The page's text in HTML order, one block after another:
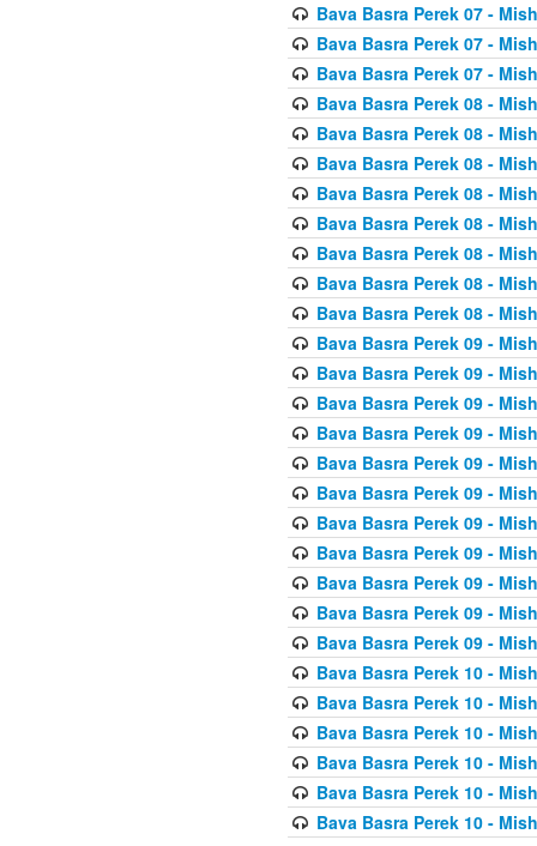
Bava Basra Perek 07 -
Bava Basra Perek 07 -
Bava Basra Perek 07 -
Bava Basra Perek 08 -
Bava Basra Perek 08 -
Bava Basra Perek 08 -
Bava Basra Perek 08 -
Bava Basra Perek 08 -
Bava Basra Perek 08 -
Bava Basra Perek 08 -
Bava Basra Perek 08 -
Bava Basra Perek 09 -
Bava Basra Perek 09 -
Bava Basra Perek 09 -
Bava Basra Perek 09 -
Bava Basra Perek 09 -
Bava Basra Perek 09 -
Bava Basra Perek 09 -
Bava Basra Perek 09 -
Bava Basra Perek 09 -
Bava Basra Perek 09 -
Bava Basra Perek 09 -
Bava Basra Perek 10 -
Bava Basra Perek 10 -
Bava Basra Perek 10 -
Bava Basra Perek 10 -
Bava Basra Perek 10 -
Bava Basra Perek 10 -